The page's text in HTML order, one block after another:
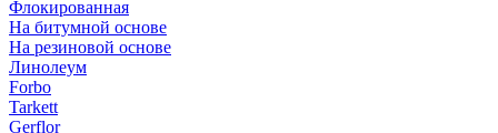
Флокированная
На битумной основе
На резиновой основе
Линолеум
Forbo
Tarkett
Gerflor